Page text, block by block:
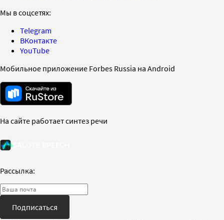
Мы в соцсетях:
Telegram
ВКонтакте
YouTube
Мобильное приложение Forbes Russia на Android
На сайте работает синтез речи
Рассылка:
Подписаться